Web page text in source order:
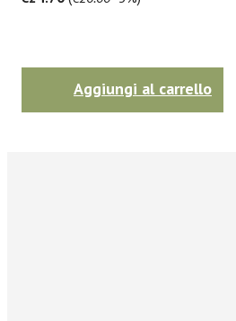
Aggiungi al carrello